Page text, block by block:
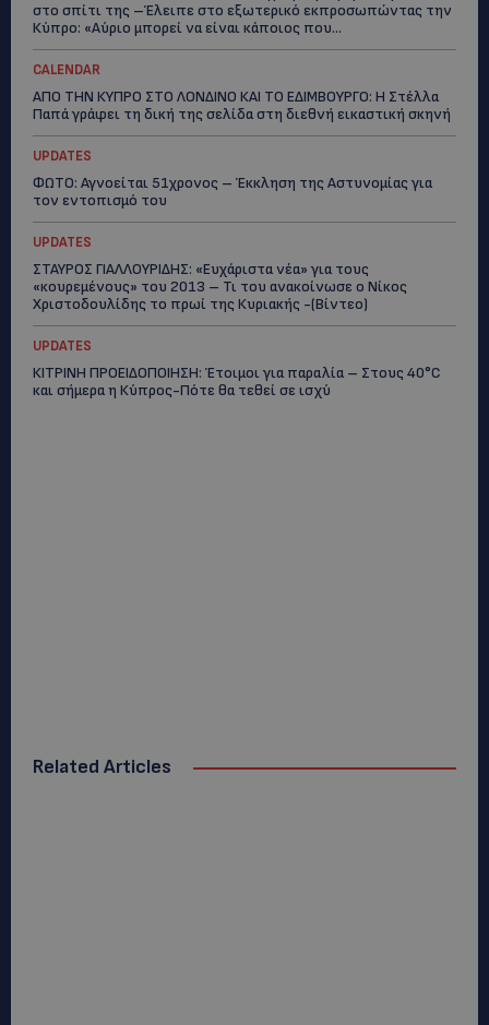
στο σπίτι της –Έλειπε στο εξωτερικό εκπροσωπώντας την
Κύπρο: «Αύριο μπορεί να είναι κάποιος που...
CALENDAR
ΑΠΟ ΤΗΝ ΚΥΠΡΟ ΣΤΟ ΛΟΝΔΙΝΟ ΚΑΙ ΤΟ ΕΔΙΜΒΟΥΡΓΟ: Η Στέλλα
Παπά γράφει τη δική της σελίδα στη διεθνή εικαστική σκηνή
UPDATES
ΦΩΤΟ: Αγνοείται 51χρονος – Έκκληση της Αστυνομίας για
τον εντοπισμό του
UPDATES
ΣΤΑΥΡΟΣ ΓΙΑΛΛΟΥΡΙΔΗΣ: «Ευχάριστα νέα» για τους
«κουρεμένους» του 2013 – Τι του ανακοίνωσε ο Νίκος
Χριστοδουλίδης το πρωί της Κυριακής -(Βίντεο)
UPDATES
ΚΙΤΡΙΝΗ ΠΡΟΕΙΔΟΠΟΙΗΣΗ: Έτοιμοι για παραλία – Στους 40°C
και σήμερα η Κύπρος-Πότε θα τεθεί σε ισχύ
Related Articles